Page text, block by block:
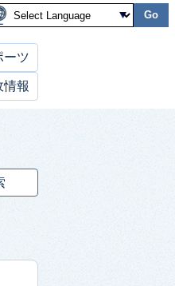
Go
ーツ
情報